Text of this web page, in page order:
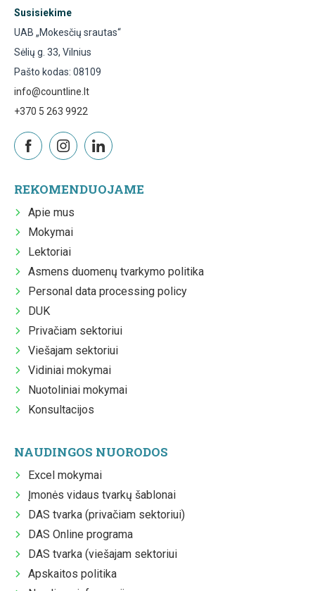
Susisiekime
UAB „Mokesčių srautas“
Sėlių g. 33, Vilnius
Pašto kodas: 08109
info@countline.lt
+370 5 263 9922
REKOMENDUOJAME
Apie mus
Mokymai
Lektoriai
Asmens duomenų tvarkymo politika
Personal data processing policy
DUK
Privačiam sektoriui
Viešajam sektoriui
Vidiniai mokymai
Nuotoliniai mokymai
Konsultacijos
NAUDINGOS NUORODOS
Excel mokymai
Įmonės vidaus tvarkų šablonai
DAS tvarka (privačiam sektoriui)
DAS Online programa
DAS tvarka (viešajam sektoriui
Apskaitos politika